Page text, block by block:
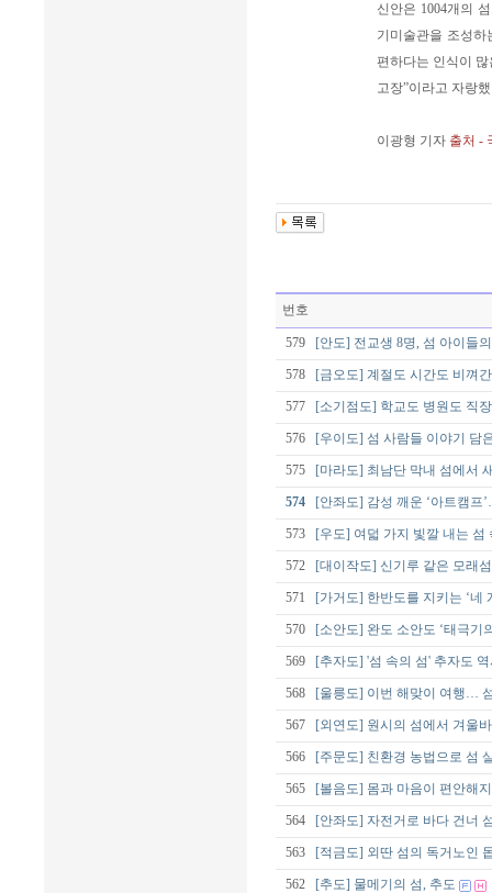
신안은 1004개의
기미술관을 조성하
편하다는 인식이
고장”이라고 자랑
이광형 기자 출처 -
번호
579 [안도] 전교생 8명, 섬 아이들
578 [금오도] 계절도 시간도 비껴
577 [소기점도] 학교도 병원도 직
576 [우이도] 섬 사람들 이야기 담
575 [마라도] 최남단 막내 섬에서
574 [안좌도] 감성 깨운 ‘아트캠프
573 [우도] 여덟 가지 빛깔 내는 섬
572 [대이작도] 신기루 같은 모래
571 [가거도] 한반도를 지키는 ‘네
570 [소안도] 완도 소안도 ‘태극기
569 [추자도] '섬 속의 섬' 추자도 역
568 [울릉도] 이번 해맞이 여행…
567 [외연도] 원시의 섬에서 겨울
566 [주문도] 친환경 농법으로 섬
565 [볼음도] 몸과 마음이 편안해
564 [안좌도] 자전거로 바다 건너
563 [적금도] 외딴 섬의 독거노인
562 [추도] 물메기의 섬, 추도